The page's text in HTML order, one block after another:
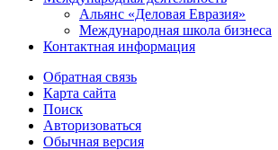
Альянс «Деловая Евразия»
Международная школа бизнеса
Контактная информация
Обратная связь
Карта сайта
Поиск
Авторизоваться
Обычная версия